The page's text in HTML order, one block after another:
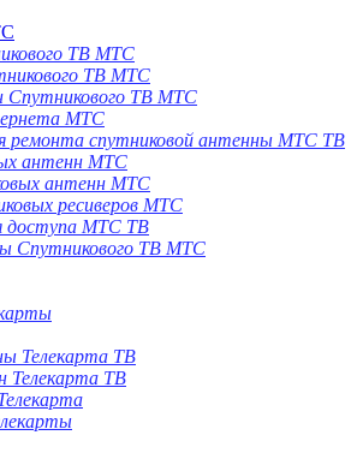
ТВ МТС
ТВ МТС
Спутникового ТВ МТС
МТС
ремонта спутниковой антенны МТС ТВ
антенн МТС
антенн МТС
ресиверов МТС
доступа МТС ТВ
Спутникового ТВ МТС
Телекарта ТВ
Телекарта ТВ